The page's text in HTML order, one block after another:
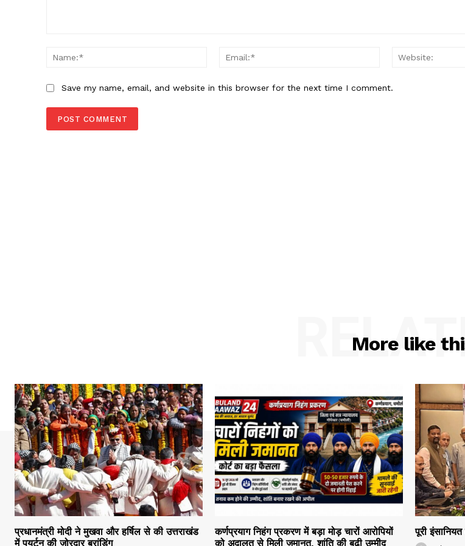
Name:*
Email:*
Save my name, email, and website in this browser for the next time I comment.
More like
प्रधानमंत्री मोदी ने मुखवा और हर्षिल से की उत्तराखंड
में पयर्टन की जोरदार ब्रांडिंग
कर्णप्रयाग निहंग प्रकरण में बड़ा मोड़ चारों आरोपियों
को अदालत से मिली जमानत, शांति की बढ़ी उम्मीद
पूरी